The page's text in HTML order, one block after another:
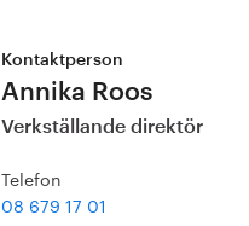
Kontaktperson
Annika Roos
Verkställande direktör
Telefon
08 679 17 01